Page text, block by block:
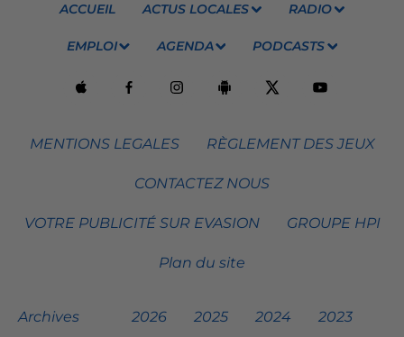
ACCUEIL ACTUS LOCALES RADIO
EMPLOI AGENDA PODCASTS
MENTIONS LEGALES RÈGLEMENT DES JEUX
CONTACTEZ NOUS
VOTRE PUBLICITÉ SUR EVASION GROUPE HPI
Plan du site
Archives 2026 2025 2024 2023